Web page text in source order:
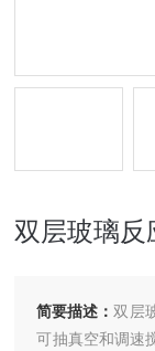
双层玻璃反
简要描述：双层
可抽真空和调速